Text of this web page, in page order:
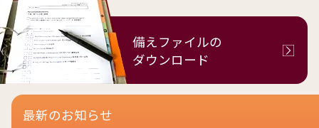
備えファイルの
ダウンロード
最新のお知らせ